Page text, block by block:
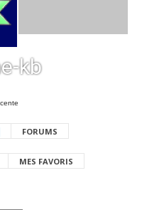
kb
FORUMS
MES FAVORIS